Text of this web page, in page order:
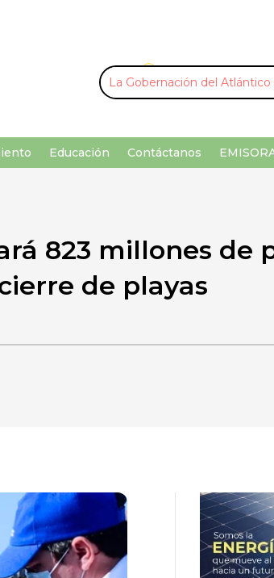
U ¡Buscar por
Educación Contáctanos
823 millones de
de playas